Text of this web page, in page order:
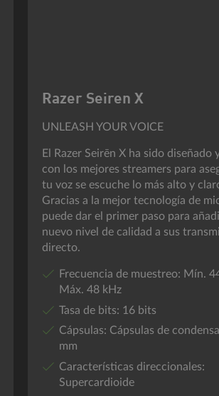
Razer Seiren X
UNLEASH YOUR VOICE
El Razer Seirēn X ha sido diseñado
con los mejores streamers para
tu voz se escuche lo más alto y
Gracias a la mejor tecnología de
puede dar el primer paso para
nuevo nivel de calidad a sus
directo.
Frecuencia de muestreo: Mín.
Máx. 48 kHz
Tasa de bits: 16 bits
Cápsulas: Cápsulas de
mm
Características direccionales:
Supercardioide